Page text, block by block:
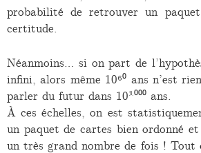
probabilité de retrouver un
certitude.
Néanmoins… si on part de
infini, alors même 10⁶⁰ ans n’est
parler du futur dans 10¹⁰⁰⁰ ans.
À ces échelles, on est
un paquet de cartes bien ordonné
un très grand nombre de fois ! Tout